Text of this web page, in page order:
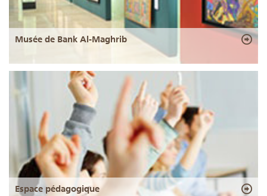
Musée de Bank Al-Maghrib
Espace pédagogique